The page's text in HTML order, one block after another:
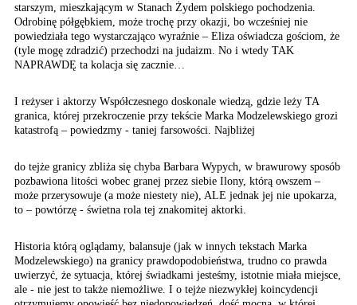
starszym, mieszkającym w Stanach Żydem polskiego pochodzenia.
Odrobinę półgębkiem, może trochę przy okazji, bo wcześniej nie
powiedziała tego wystarczająco wyraźnie – Eliza oświadcza gościom, że
(tyle mogę zdradzić) przechodzi na judaizm. No i wtedy TAK
NAPRAWDĘ ta kolacja się zacznie…
I reżyser i aktorzy Współczesnego doskonale wiedzą, gdzie leży TA
granica, której przekroczenie przy tekście Marka Modzelewskiego grozi
katastrofą – powiedzmy - taniej farsowości. Najbliżej
do tejże granicy zbliża się chyba Barbara Wypych, w brawurowy sposób
pozbawiona litości wobec granej przez siebie Ilony, którą owszem –
może przerysowuje (a może niestety nie), ALE jednak jej nie upokarza,
to – powtórzę - świetna rola tej znakomitej aktorki.
Historia którą oglądamy, balansuje (jak w innych tekstach Marka
Modzelewskiego) na granicy prawdopodobieństwa, trudno co prawda
uwierzyć, że sytuacja, której świadkami jesteśmy, istotnie miała miejsce,
ale - nie jest to także niemożliwe. I o tejże niezwykłej koincydencji